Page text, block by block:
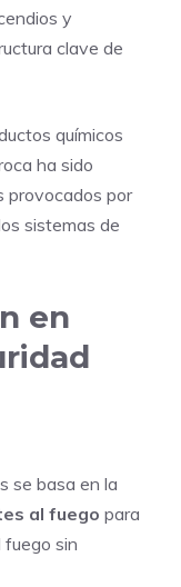
y
clave de
químicos
ha sido
provocados por
sistemas de
en
se basa en la
al fuego para
sin